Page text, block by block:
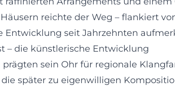
reichte der Weg – flankiert
Entwicklung seit Jahrzehnten
– die künstlerische Entwicklung
sein Ohr für regionale
später zu eigenwilligen